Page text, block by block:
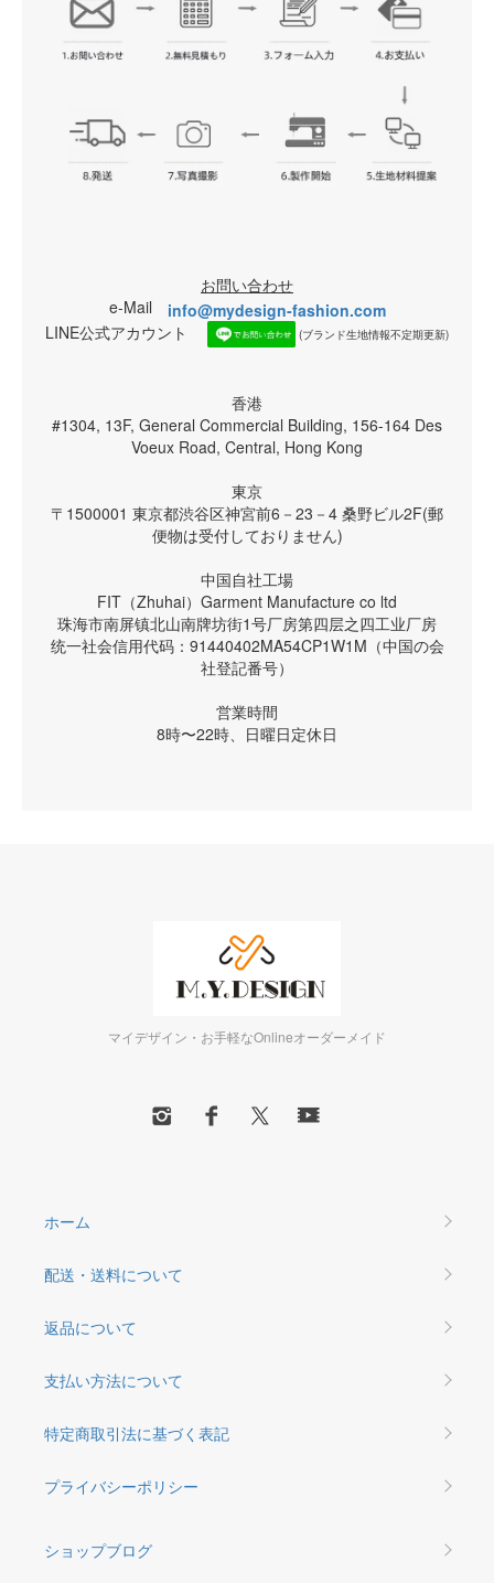
お問い合わせ
e-Mail info@mydesign-fashion.com
LINE公式アカウント
(ブランド生地情報不定期更新)
香港
#1304, 13F, General Commercial Building, 156-164 Des
Voeux Road, Central, Hong Kong
東京
〒1500001 東京都渋谷区神宮前6－23－4 桑野ビル2F(郵
便物は受付しておりません)
中国自社工場
FIT（Zhuhai）Garment Manufacture co ltd
珠海市南屏镇北山南牌坊街1号厂房第四层之四工业厂房
统一社会信用代码：91440402MA54CP1W1M（中国の会
社登記番号）
営業時間
8時〜22時、日曜日定休日
マイデザイン・お手軽なOnlineオーダーメイド
ホーム
配送・送料について
返品について
支払い方法について
特定商取引法に基づく表記
プライバシーポリシー
ショップブログ